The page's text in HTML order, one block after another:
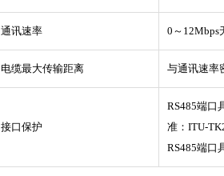
通讯速率 0～12Mbps
电缆最大传输距离 与通讯速率
接口保护
RS485端口
准：ITU-
RS485端口